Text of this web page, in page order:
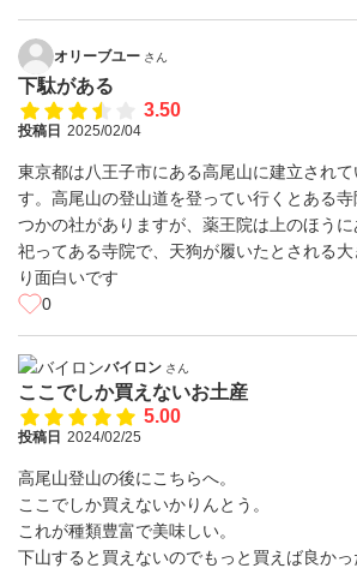
オリーブユー さん
下駄がある
3.50
投稿日 2025/02/04
東京都は八王子市にある高尾山に建立され
す。高尾山の登山道を登ってい行くとある寺
つかの社がありますが、薬王院は上のほう
祀ってある寺院で、天狗が履いたとされる
り面白いです
0
バイロン さん
ここでしか買えないお土産
5.00
投稿日 2024/02/25
高尾山登山の後にこちらへ。
ここでしか買えないかりんとう。
これが種類豊富で美味しい。
下山すると買えないのでもっと買えば良かっ